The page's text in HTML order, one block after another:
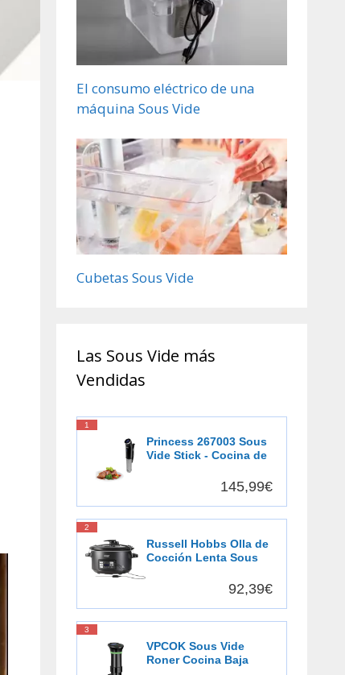
El consumo eléctrico de una
máquina Sous Vide
Cubetas Sous Vide
Las Sous Vide más
Vendidas
1
Princess 267003 Sous
Vide Stick - Cocina de
145,99€
2
Russell Hobbs Olla de
Cocción Lenta Sous
Cocinar al Vacío,
Medidor Temperatura,
Pantalla Digital LED, 6
Raciones, Recipiente
Extraíble de Cerámica,
Negro - 25630-56
92,39€
3
VPCOK Sous Vide
Roner Cocina Baja